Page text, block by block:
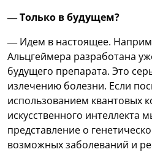
— Только в будущем?
— Идем в настоящее.
Альцгеймера разработана
будущего препарата. Это
излечению болезни. Если
использованием квантовых
искусственного интеллекта
представление о
возможных заболеваний и